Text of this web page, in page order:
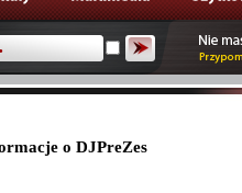
o DJPreZes